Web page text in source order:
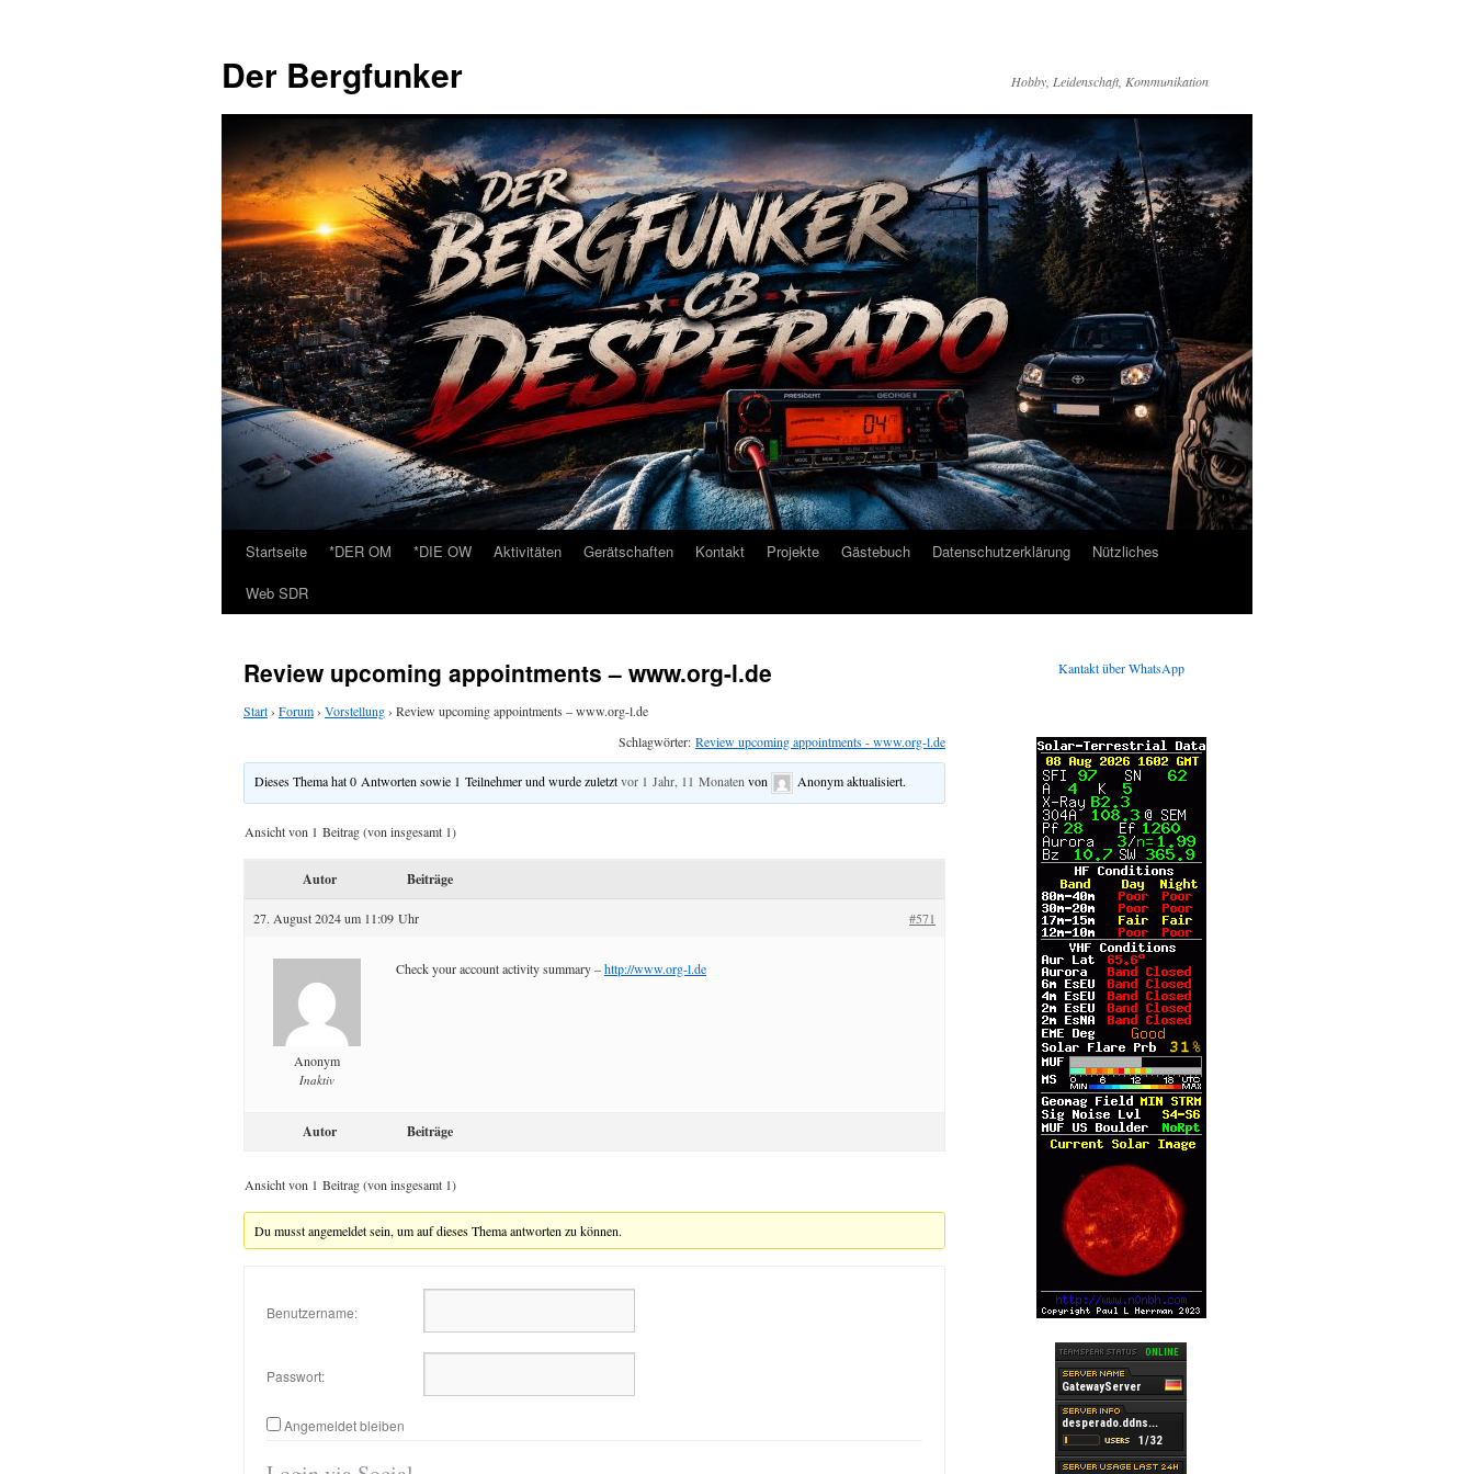
springen
Der Bergfunker Hobby, Leidenschaft, Kommunikation
Startseite *DER OM *DIE OW Aktivitäten Gerätschaften Kontakt Projekte Gästebuch Datenschutzerklärung
Nützliches
Web SDR
Review upcoming appointments – www.org-l.de
Start› Forum› Vorstellung› Review upcoming appointments – www.org-l.de
Schlagwörter: Review upcoming appointments - www.org-l.de
Dieses Thema hat 0 Antworten sowie 1 Teilnehmer und wurde zuletztvor 1 Jahr, 11 Monaten von Anonymaktualisiert.
Ansicht von 1 Beitrag (von insgesamt 1)
Autor Beiträge
27. August 2024 um 11:09 Uhr #571
Anonym
Inaktiv
Check your account activity summary –http://www.org-l.de
Autor Beiträge
Ansicht von 1 Beitrag (von insgesamt 1)
Du musst angemeldet sein, um auf dieses Thema antworten zu können.
Benutzername:
Passwort:
Angemeldet bleiben
Kantakt über WhatsApp